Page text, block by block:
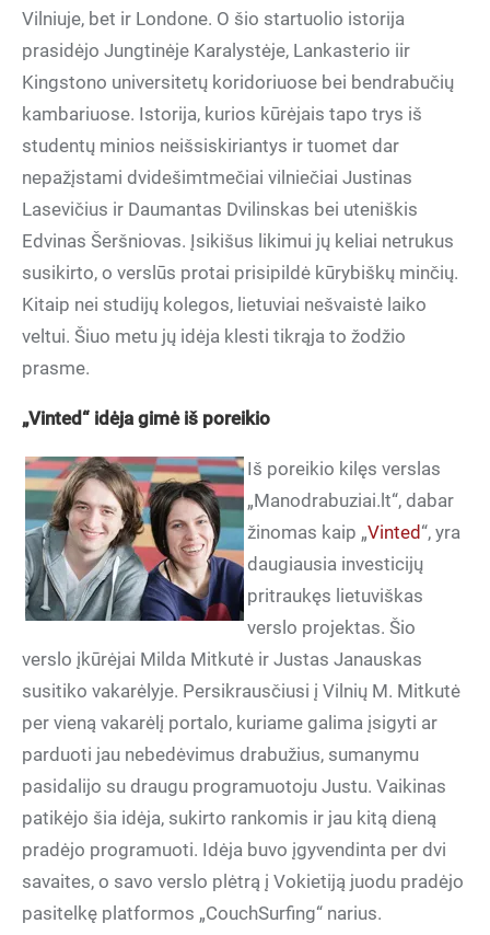
Vilniuje, bet ir Londone. O šio startuolio istorija
prasidėjo Jungtinėje Karalystėje, Lankasterio iir
Kingstono universitetų koridoriuose bei bendrabučių
kambariuose. Istorija, kurios kūrėjais tapo trys iš
studentų minios neišsiskiriantys ir tuomet dar
nepažįstami dvidešimtmečiai vilniečiai Justinas
Lasevičius ir Daumantas Dvilinskas bei uteniškis
Edvinas Šeršniovas. Įsikišus likimui jų keliai netrukus
susikirto, o verslūs protai prisipildė kūrybiškų minčių.
Kitaip nei studijų kolegos, lietuviai nešvaistė laiko
veltui. Šiuo metu jų idėja klesti tikrąja to žodžio
prasme.
„Vinted“ idėja gimė iš poreikio
Iš poreikio kilęs verslas
„Manodrabuziai.lt“, dabar
žinomas kaip „Vinted “, yra
daugiausia investicijų
pritraukęs lietuviškas
verslo projektas. Šio
verslo įkūrėjai Milda Mitkutė ir Justas Janauskas
susitiko vakarėlyje. Persikrausčiusi į Vilnių M. Mitkutė
per vieną vakarėlį portalo, kuriame galima įsigyti ar
parduoti jau nebedėvimus drabužius, sumanymu
pasidalijo su draugu programuotoju Justu. Vaikinas
patikėjo šia idėja, sukirto rankomis ir jau kitą dieną
pradėjo programuoti. Idėja buvo įgyvendinta per dvi
savaites, o savo verslo plėtrą į Vokietiją juodu pradėjo
pasitelkę platformos „CouchSurfing“ narius.